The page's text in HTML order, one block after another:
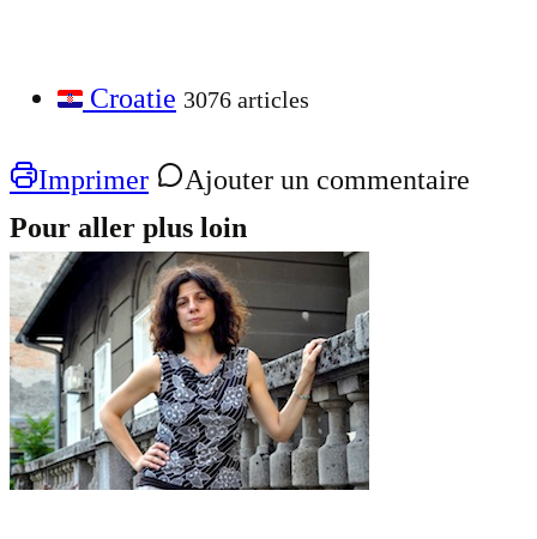
Croatie 3076 articles
Imprimer
Ajouter un commentaire
Pour aller plus loin